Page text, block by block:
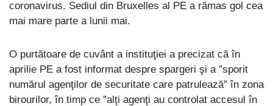
coronavirus. Sediul din Bruxelles al PE a rămas gol cea
mai mare parte a lunii mai.
O purtătoare de cuvânt a instituţiei a precizat că în
aprilie PE a fost informat despre spargeri şi a ”sporit
numărul agenţilor de securitate care patrulează” în zona
birourilor, în timp ce ”alţi agenţi au controlat accesul în